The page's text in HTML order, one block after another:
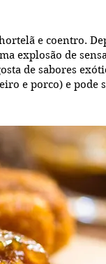
e coentro.
explosão de
de sabores
e porco) e pode